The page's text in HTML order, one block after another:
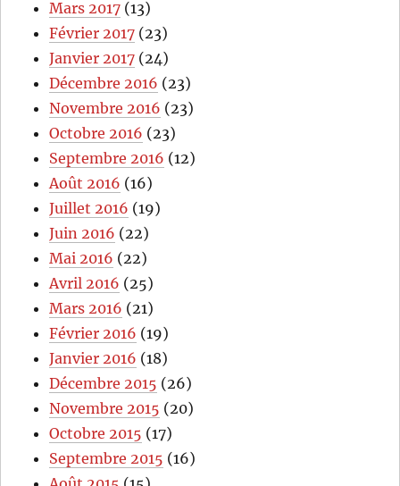
Mars 2017 (13)
Février 2017 (23)
Janvier 2017 (24)
Décembre 2016 (23)
Novembre 2016 (23)
Octobre 2016 (23)
Septembre 2016 (12)
Août 2016 (16)
Juillet 2016 (19)
Juin 2016 (22)
Mai 2016 (22)
Avril 2016 (25)
Mars 2016 (21)
Février 2016 (19)
Janvier 2016 (18)
Décembre 2015 (26)
Novembre 2015 (20)
Octobre 2015 (17)
Septembre 2015 (16)